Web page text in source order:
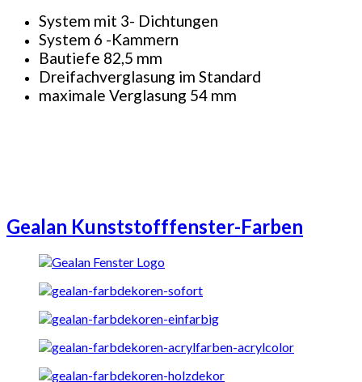
System mit 3- Dichtungen
System 6 -Kammern
Bautiefe 82,5 mm
Dreifachverglasung im Standard
maximale Verglasung 54 mm
Gealan Kunststofffenster-Farben